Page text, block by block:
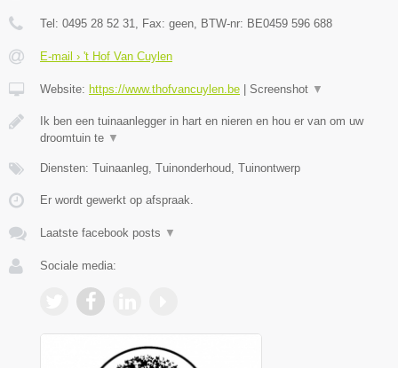
Tel: 0495 28 52 31 , Fax: geen , BTW-nr: BE0459 596 688
E-mail › 't Hof Van Cuylen
Website: https://www.thofvancuylen.be | Screenshot ▼
Ik ben een tuinaanlegger in hart en nieren en hou er van om uw
droomtuin te ▼
Diensten: Tuinaanleg, Tuinonderhoud, Tuinontwerp
Er wordt gewerkt op afspraak.
Laatste facebook posts ▼
Sociale media: